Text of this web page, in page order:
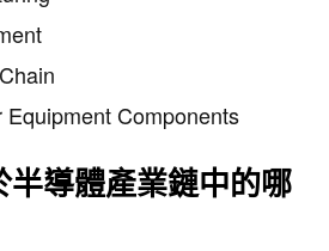
Equipment Components
半導體產業鏈中的哪